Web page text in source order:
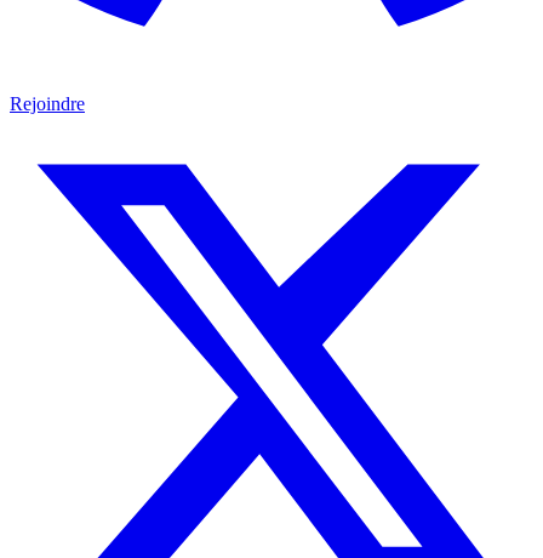
Rejoindre